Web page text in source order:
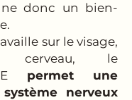
donc un bien-
sur le visage,
le
permet une
nerveux